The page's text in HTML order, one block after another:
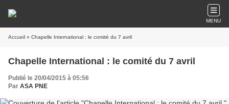
MENU
Accueil » Chapelle International : le comité du 7 avril
Chapelle International : le comité du 7 avril
Publié le 20/04/2015 à 05:56
Par ASA PNE